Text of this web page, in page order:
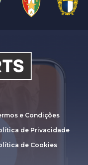
e Condições
de Privacidade
de Cookies